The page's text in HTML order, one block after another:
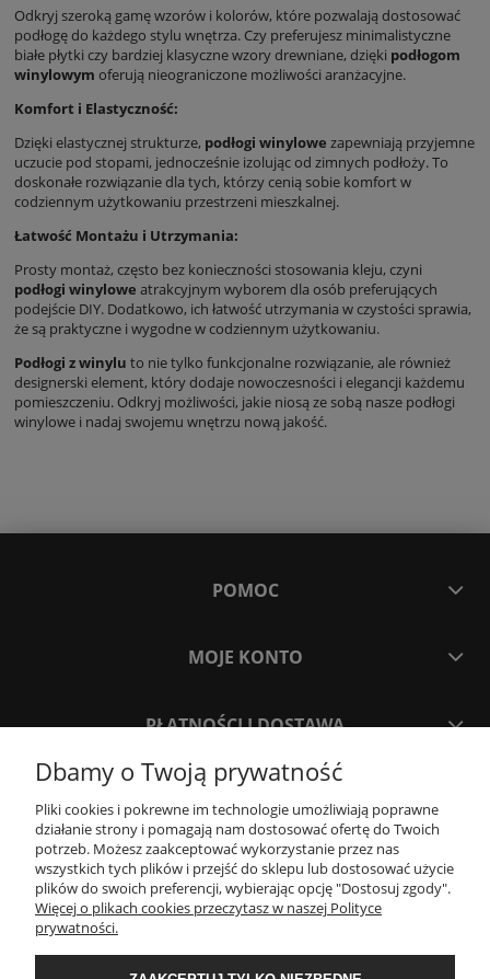
Odkryj szeroką gamę wzorów i kolorów, które pozwalają dostosować
podłogę do każdego stylu wnętrza. Czy preferujesz minimalistyczne
białe płytki czy bardziej klasyczne wzory drewniane, dzięki podłogom
winylowym oferują nieograniczone możliwości aranżacyjne.
Komfort i Elastyczność:
Dzięki elastycznej strukturze, podłogi winylowe zapewniają przyjemne
uczucie pod stopami, jednocześnie izolując od zimnych podłoży. To
doskonałe rozwiązanie dla tych, którzy cenią sobie komfort w
codziennym użytkowaniu przestrzeni mieszkalnej.
Łatwość Montażu i Utrzymania:
Prosty montaż, często bez konieczności stosowania kleju, czyni
podłogi winylowe atrakcyjnym wyborem dla osób preferujących
podejście DIY. Dodatkowo, ich łatwość utrzymania w czystości sprawia,
że są praktyczne i wygodne w codziennym użytkowaniu.
Podłogi z winylu to nie tylko funkcjonalne rozwiązanie, ale również
designerski element, który dodaje nowoczesności i elegancji każdemu
pomieszczeniu. Odkryj możliwości, jakie niosą ze sobą nasze podłogi
winylowe i nadaj swojemu wnętrzu nową jakość.
POMOC
MOJE KONTO
PŁATNOŚCI I DOSTAWA
INFORMACJE
O NAS
Dbamy o Twoją prywatność
Pliki cookies i pokrewne im technologie umożliwiają poprawne
działanie strony i pomagają nam dostosować ofertę do Twoich
potrzeb. Możesz zaakceptować wykorzystanie przez nas
wszystkich tych plików i przejść do sklepu lub dostosować użycie
plików do swoich preferencji, wybierając opcję "Dostosuj zgody".
Więcej o plikach cookies przeczytasz w naszej Polityce
prywatności.